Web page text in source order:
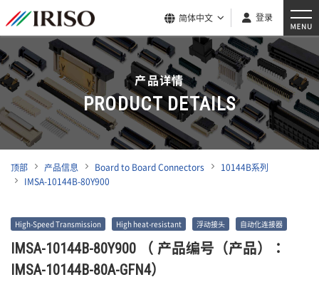
简体中文 登录
产品详情
PRODUCT DETAILS
顶部 产品信息 Board to Board Connectors
10144B系列
IMSA-10144B-80Y900
High-Speed Transmission High heat-resistant 浮动接头 自动化连接器
IMSA-10144B-80Y900 （ 产品编号（产品）：
IMSA-10144B-80A-GFN4）